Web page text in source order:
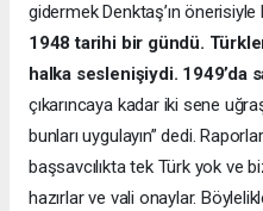
gidermek Denktaş’ın önerisiyle
1948 tarihi bir gündü.
halka seslenişiydi. 1949’da
çıkarıncaya kadar iki sene
bunları uygulayın” dedi.
başsavcılıkta tek Türk yok ve
hazırlar ve vali onaylar.